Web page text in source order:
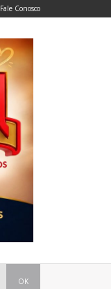
Fale Conosco
OK